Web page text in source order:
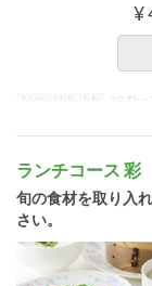
¥
Ngày Hiệu lực 29 Thg
ランチコース 彩
旬の食材を取り入
さい。